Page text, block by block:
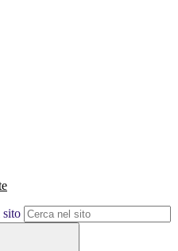
sito